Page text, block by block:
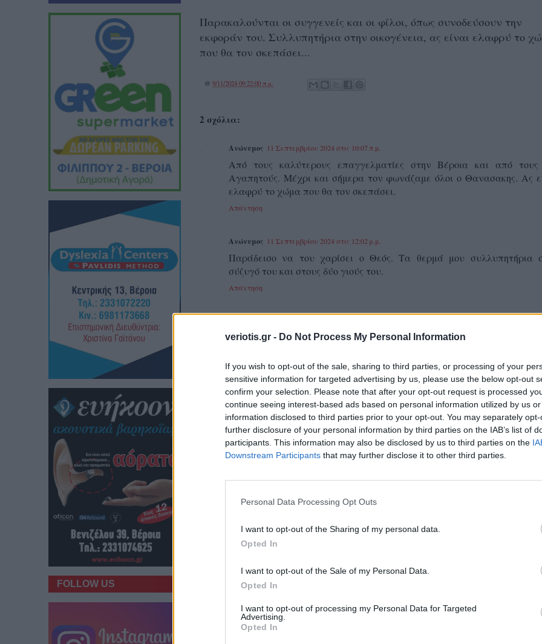
veriotis.gr - Do Not Process My Personal Information
If you wish to opt-out of the sale, sharing to third parties, or processing of your
sensitive information for targeted advertising by us, please use the below opt-out
confirm your selection. Please note that after your opt-out request is processed
continue seeing interest-based ads based on personal information utilized by us
information disclosed to third parties prior to your opt-out. You may separately
further disclosure of your personal information by third parties on the IAB’s list of
participants. This information may also be disclosed by us to third parties on the
Downstream Participants that may further disclose it to other third parties.
Personal Data Processing Opt Outs
I want to opt-out of the Sharing of my personal data.
Opted In
I want to opt-out of the Sale of my Personal Data.
Opted In
I want to opt-out of processing my Personal Data for Targeted
Advertising.
Opted In
Παρακαλούνται οι συγγενείς και οι φίλοι, όπως συνοδεύσουν την
εκφοράν του. Συλλυπητήρια στην οικογένεια, ας είναι ελαφρύ το
που θα τον σκεπάσει...
@ 9/11/2024 09:22:00 π.μ.
2 σχόλια:
Ανώνυμος 11 Σεπτεμβρίου 2024 στις 10:07 π.μ.
Από τους καλύτερους επαγγελματίες στην Βέροια και από τους
Αγαπητούς. Μέχρι και σήμερα τον φωνάζαμε όλοι ο Θανασακης. Ας
ελαφρύ το χώμα που θα τον σκεπάσει.
Απάντηση
Ανώνυμος 11 Σεπτεμβρίου 2024 στις 12:02 μ.μ.
Παράδεισο να του χαρίσει ο Θεός. Τα θερμά μου συλλυπητήρια
σύζυγό του και στους δύο γιούς του.
Απάντηση
διαλόγου. Ο «Βεροιώτης» δεν υιοθετεί τις απόψεις των σχολιαστών, οι οποίοι και είναι αποκλειστικά
FOLLOW US